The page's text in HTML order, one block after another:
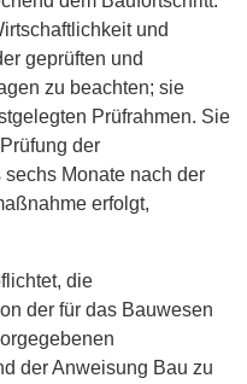
und
geprüften und
zu beachten; sie
Prüfrahmen. Sie
der
Monate nach der
erfolgt,
die
der für das Bauwesen
der Anweisung Bau zu